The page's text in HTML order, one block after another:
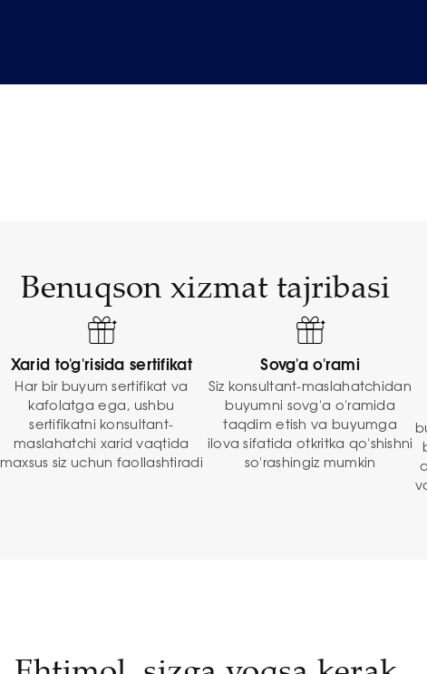
Benuqson xizmat tajribasi
Xarid to'g'risida sertifikat
Har bir buyum sertifikat va
kafolatga ega, ushbu
sertifikatni konsultant-
maslahatchi xarid vaqtida
maxsus siz uchun faollashtiradi
Sovg'a o'rami
Siz konsultant-maslahatchidan
buyumni sovg'a o'ramida
taqdim etish va buyumga
ilova sifatida otkritka qo'shishni
so'rashingiz mumkin